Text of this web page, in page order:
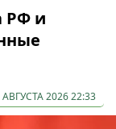
РФ и
АВГУСТА 2026 22:33